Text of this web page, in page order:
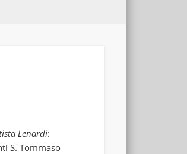
Lenardi:
S. Tommaso